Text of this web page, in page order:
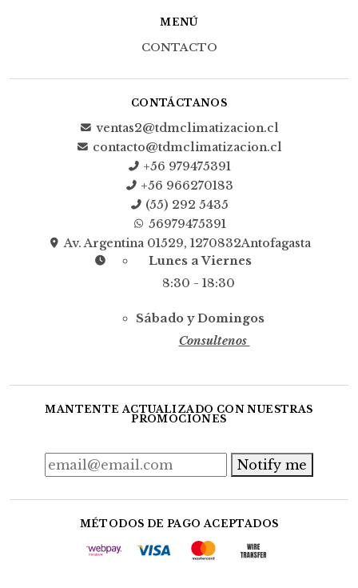
MENÚ
CONTACTO
CONTÁCTANOS
ventas2@tdmclimatizacion.cl
contacto@tdmclimatizacion.cl
+56 979475391
+56 966270183
(55) 292 5435
56979475391
Av. Argentina 01529, 1270832Antofagasta
Lunes a Viernes
8:30 - 18:30
Sábado y Domingos
Consultenos
MANTENTE ACTUALIZADO CON NUESTRAS
PROMOCIONES
Notify me
MÉTODOS DE PAGO ACEPTADOS